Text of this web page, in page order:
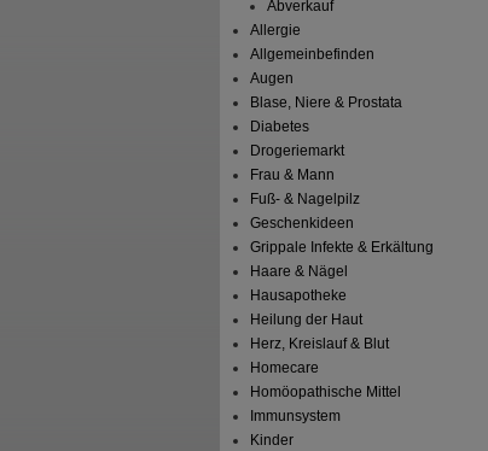
Abverkauf
Allergie
Allgemeinbefinden
Augen
Blase, Niere & Prostata
Diabetes
Drogeriemarkt
Frau & Mann
Fuß- & Nagelpilz
Geschenkideen
Grippale Infekte & Erkältung
Haare & Nägel
Hausapotheke
Heilung der Haut
Herz, Kreislauf & Blut
Homecare
Homöopathische Mittel
Immunsystem
Kinder
VOLTAREN Schmerzgel forte 23,2
Haleon Germany GmbH
100g Gel